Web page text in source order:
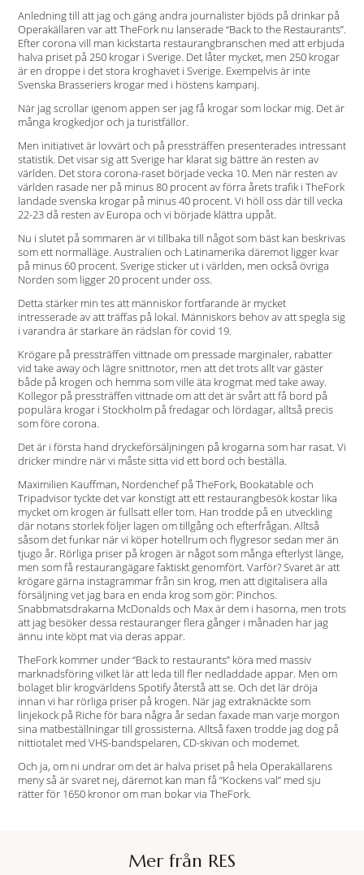
Anledning till att jag och gäng andra journalister bjöds på drinkar på
Operakällaren var att TheFork nu lanserade “Back to the Restaurants”.
Efter corona vill man kickstarta restaurangbranschen med att erbjuda
halva priset på 250 krogar i Sverige. Det låter mycket, men 250 krogar
är en droppe i det stora kroghavet i Sverige. Exempelvis är inte
Svenska Brasseriers krogar med i höstens kampanj.
När jag scrollar igenom appen ser jag få krogar som lockar mig. Det är
många krogkedjor och ja turistfällor.
Men initiativet är lovvärt och på pressträffen presenterades intressant
statistik. Det visar sig att Sverige har klarat sig bättre än resten av
världen. Det stora corona-raset började vecka 10. Men när resten av
världen rasade ner på minus 80 procent av förra årets trafik i TheFork
landade svenska krogar på minus 40 procent. Vi höll oss där till vecka
22-23 då resten av Europa och vi började klättra uppåt.
Nu i slutet på sommaren är vi tillbaka till något som bäst kan beskrivas
som ett normalläge. Australien och Latinamerika däremot ligger kvar
på minus 60 procent. Sverige sticker ut i världen, men också övriga
Norden som ligger 20 procent under oss.
Detta stärker min tes att människor fortfarande är mycket
intresserade av att träffas på lokal. Människors behov av att spegla sig
i varandra är starkare än rädslan för covid 19.
Krögare på pressträffen vittnade om pressade marginaler, rabatter
vid take away och lägre snittnotor, men att det trots allt var gäster
både på krogen och hemma som ville äta krogmat med take away.
Kollegor på pressträffen vittnade om att det är svårt att få bord på
populära krogar i Stockholm på fredagar och lördagar, alltså precis
som före corona.
Det är i första hand dryckeförsäljningen på krogarna som har rasat. Vi
dricker mindre när vi måste sitta vid ett bord och beställa.
Maximilien Kauffman, Nordenchef på TheFork, Bookatable och
Tripadvisor tyckte det var konstigt att ett restaurangbesök kostar lika
mycket om krogen är fullsatt eller tom. Han trodde på en utveckling
där notans storlek följer lagen om tillgång och efterfrågan. Alltså
såsom det funkar när vi köper hotellrum och flygresor sedan mer än
tjugo år. Rörliga priser på krogen är något som många efterlyst länge,
men som få restaurangägare faktiskt genomfört. Varför? Svaret är att
krögare gärna instagrammar från sin krog, men att digitalisera alla
försäljning vet jag bara en enda krog som gör: Pinchos.
Snabbmatsdrakarna McDonalds och Max är dem i hasorna, men trots
att jag besöker dessa restauranger flera gånger i månaden har jag
ännu inte köpt mat via deras appar.
TheFork kommer under “Back to restaurants” köra med massiv
marknadsföring vilket lär att leda till fler nedladdade appar. Men om
bolaget blir krogvärldens Spotify återstå att se. Och det lär dröja
innan vi har rörliga priser på krogen. När jag extraknäckte som
linjekock på Riche för bara några år sedan faxade man varje morgon
sina matbeställningar till grossisterna. Alltså faxen trodde jag dog på
nittiotalet med VHS-bandspelaren, CD-skivan och modemet.
Och ja, om ni undrar om det är halva priset på hela Operakällarens
meny så är svaret nej, däremot kan man få “Kockens val” med sju
rätter för 1650 kronor om man bokar via TheFork.
Mer från RES